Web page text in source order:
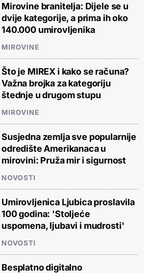
Mirovine branitelja: Dijele se u
dvije kategorije, a prima ih oko
140.000 umirovljenika
MIROVINE
Što je MIREX i kako se računa?
Važna brojka za kategoriju
štednje u drugom stupu
MIROVINE
Susjedna zemlja sve popularnije
odredište Amerikanaca u
mirovini: Pruža mir i sigurnost
NOVOSTI
Umirovljenica Ljubica proslavila
100 godina: 'Stoljeće
uspomena, ljubavi i mudrosti'
NOVOSTI
Besplatno digitalno